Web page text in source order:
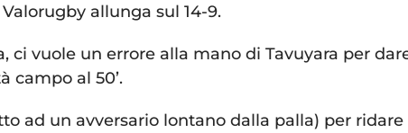
allunga sul 14-9.
ci vuole un errore alla mano di Tavuyara per
campo al 50’.
ad un avversario lontano dalla palla) per ridare